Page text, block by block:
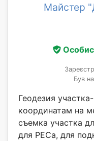
Майстер
Був
Геодезия
координатам на
съемка участка
для РЕСа, для